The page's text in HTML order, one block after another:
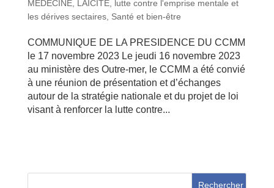
MEDECINE, LAICITE, lutte contre l'emprise mentale et
les dérives sectaires, Santé et bien-être
COMMUNIQUE DE LA PRESIDENCE DU CCMM
le 17 novembre 2023 Le jeudi 16 novembre 2023
au ministère des Outre-mer, le CCMM a été convié
à une réunion de présentation et d’échanges
autour de la stratégie nationale et du projet de loi
visant à renforcer la lutte contre...